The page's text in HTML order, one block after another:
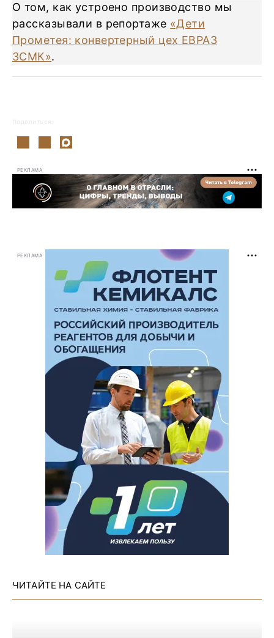
О том, как устроено производство мы
рассказывали в репортаже «Дети
Прометея: конвертерный цех ЕВРАЗ
ЗСМК».
Поделиться:
РЕКЛАМА
РЕКЛАМА
ЧИТАЙТЕ НА САЙТЕ